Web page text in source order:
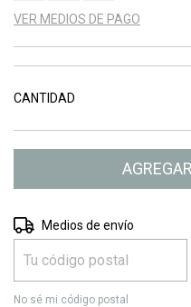
VER MEDIOS DE PAGO
CANTIDAD
Entregas para el CP:
Medios de envío
No sé mi código postal